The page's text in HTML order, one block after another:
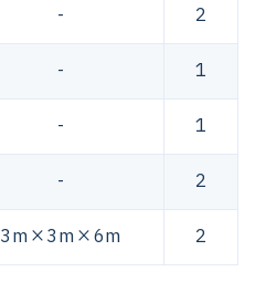
- 2
- 1
- 1
- 2
3m×3m×6m 2